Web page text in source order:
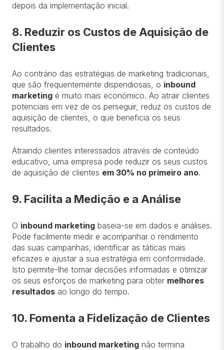
depois da implementação inicial.
8. Reduzir os Custos de Aquisição de
Clientes
Ao contrário das estratégias de marketing tradicionais,
que são frequentemente dispendiosas, o inbound
marketing é muito mais económico. Ao atrair clientes
potenciais em vez de os perseguir, reduz os custos de
aquisição de clientes, o que beneficia os seus
resultados.
Atraindo clientes interessados através de conteúdo
educativo, uma empresa pode reduzir os seus custos
de aquisição de clientes em 30% no primeiro ano.
9. Facilita a Medição e a Análise
O inbound marketing baseia-se em dados e análises.
Pode facilmente medir e acompanhar o rendimento
das suas campanhas, identificar as táticas mais
eficazes e ajustar a sua estratégia em conformidade.
Isto permite-lhe tomar decisões informadas e otimizar
os seus esforços de marketing para obter melhores
resultados ao longo do tempo.
10. Fomenta a Fidelização de Clientes
O trabalho do inbound marketing não termina